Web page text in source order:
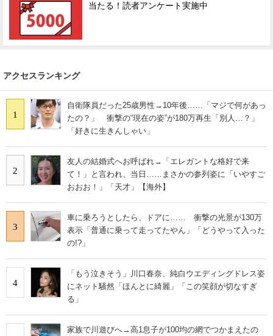
当たる！読者アンケート実施中
アクセスランキング
1
自衛隊員だった25歳男性→10年後……「マジで何があっ
たの？」 衝撃の“現在の姿”が180万再生「別人…？」
「好きに生きんしゃい」
2
友人の結婚式へお呼ばれ→「エレガントな格好で来
て！」と言われ、当日……まさかの参列姿に「いやすご
おおお！」「天才」【海外】
3
車に乗ろうとしたら、ドアに…… 衝撃の光景が130万
表示「普通に乗って走ってたやん」「どうやって入った
の!?」
4
「もう泣きそう」川口春奈、純白ウエディングドレス姿
にネット騒然「ほんとに綺麗」「この笑顔が切なすぎ
る」
家族で川遊びへ→高1息子が100均の網でつかまえたの